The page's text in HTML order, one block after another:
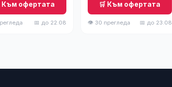
Към офертата
📅 до 22.08
🛒 Към офертата
👁 30 прегледа 📅 до 23.08